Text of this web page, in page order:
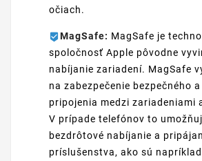
očiach.
MagSafe: MagSafe je
spoločnosť Apple pôvodne
nabíjanie zariadení. MagSafe
na zabezpečenie bezpečného
pripojenia medzi zariadeniami
V prípade telefónov to
bezdrôtové nabíjanie a
príslušenstva, ako sú